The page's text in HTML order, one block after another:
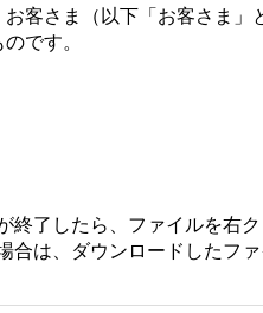
お客さま（以下「お客さま」
です。
す。許諾ソフトウェアは、
、許諾ソフトウェアの非独
によって生ずる許諾ソフト
終了したら、ファイルを右
合は、ダウンロードしたフ